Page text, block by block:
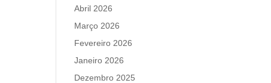
Abril 2026
Março 2026
Fevereiro 2026
Janeiro 2026
Dezembro 2025